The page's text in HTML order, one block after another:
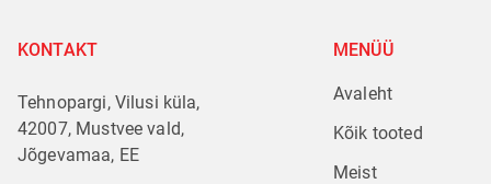
KONTAKT
Tehnopargi, Vilusi küla,
42007, Mustvee vald,
Jõgevamaa, EE
MENÜÜ
Avaleht
Kõik tooted
Meist